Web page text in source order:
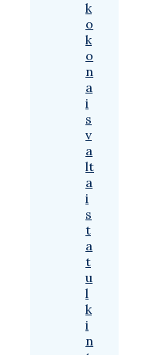
k
o
k
o
n
a
i
s
v
a
lt
a
i
s
t
a
t
u
l
k
i
n